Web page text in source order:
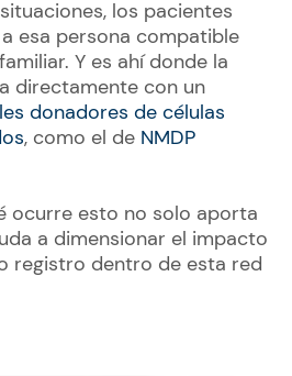
los pacientes
esa persona compatible
Y es ahí donde la
directamente con un
donadores de células
, como el de NMDP
ocurre esto no solo aporta
a dimensionar el impacto
registro dentro de esta red